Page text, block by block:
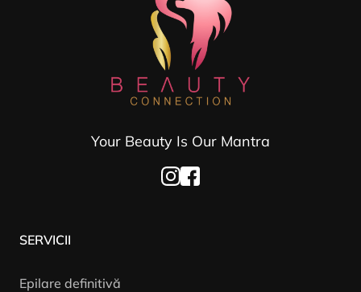
Your Beauty Is Our Mantra
SERVICII
Epilare definitivă